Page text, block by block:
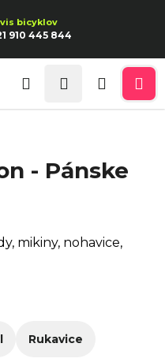
910 445 844
Prihlásenie
- Pánske
mikiny, nohavice,
Rukavice